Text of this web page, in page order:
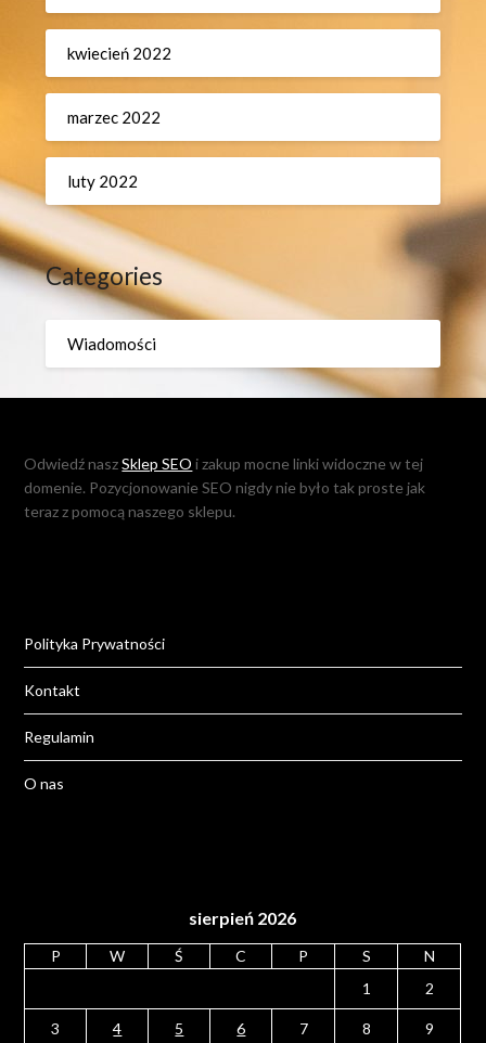
kwiecień 2022
marzec 2022
luty 2022
Categories
Wiadomości
Odwiedź naszSklep SEO i zakup mocne linki widoczne w tej
domenie. Pozycjonowanie SEO nigdy nie było tak proste jak
teraz z pomocą naszego sklepu.
Polityka Prywatności
Kontakt
Regulamin
O nas
sierpień 2026
P W Ś C P S
N
1
2
3 4 5 6 7 8 9